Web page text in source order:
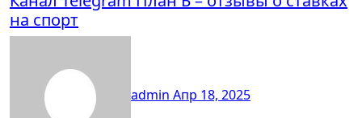
на спорт
admin Апр 18, 2025